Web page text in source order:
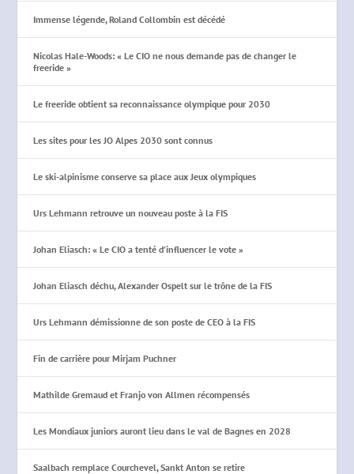
Immense légende, Roland Collombin est décédé
Nicolas Hale-Woods: « Le CIO ne nous demande pas de changer le
freeride »
Le freeride obtient sa reconnaissance olympique pour 2030
Les sites pour les JO Alpes 2030 sont connus
Le ski-alpinisme conserve sa place aux Jeux olympiques
Urs Lehmann retrouve un nouveau poste à la FIS
Johan Eliasch: « Le CIO a tenté d’influencer le vote »
Johan Eliasch déchu, Alexander Ospelt sur le trône de la FIS
Urs Lehmann démissionne de son poste de CEO à la FIS
Fin de carrière pour Mirjam Puchner
Mathilde Gremaud et Franjo von Allmen récompensés
Les Mondiaux juniors auront lieu dans le val de Bagnes en 2028
Saalbach remplace Courchevel, Sankt Anton se retire